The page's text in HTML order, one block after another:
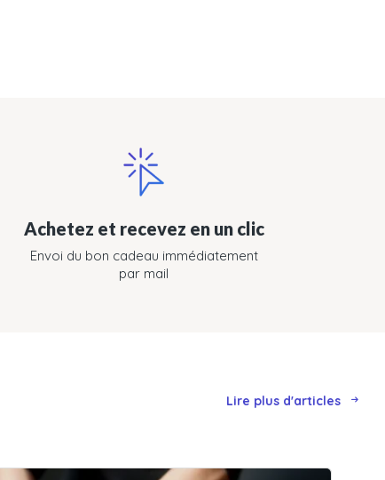
Achetez et recevez en un clic
Envoi du bon cadeau immédiatement
par mail
Lire plus d'articles